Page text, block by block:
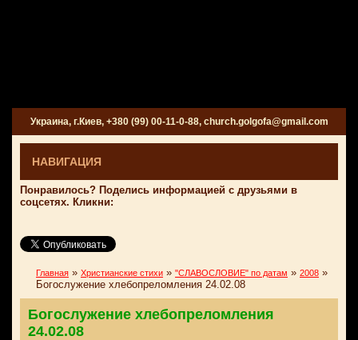
Украина, г.Киев, +380 (99) 00-11-0-88, church.golgofa@gmail.com
НАВИГАЦИЯ
Понравилось? Поделись информацией с друзьями в
соцсетях. Кликни:
Главная » Христианские стихи » "СЛАВОСЛОВИЕ" по датам » 2008 »
Богослужение хлебопреломления 24.02.08
Богослужение хлебопреломления
24.02.08